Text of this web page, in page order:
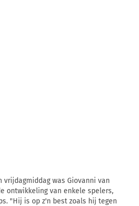
was Giovanni van
ontwikkeling van enkele spelers,
"Hij is op z'n best zoals hij tegen